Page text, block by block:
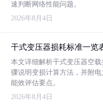
速判断网络性能问题。
2026年8月4日
干式变压器损耗标准一览
本文详细解析干式变压器空
骤说明变损计算方法，并附
能效评估要点。
2026年8月4日